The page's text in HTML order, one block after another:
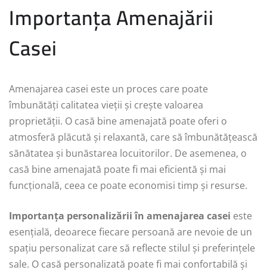
Importanța Amenajării
Casei
Amenajarea casei este un proces care poate
îmbunătăți calitatea vieții și crește valoarea
proprietății. O casă bine amenajată poate oferi o
atmosferă plăcută și relaxantă, care să îmbunătățească
sănătatea și bunăstarea locuitorilor. De asemenea, o
casă bine amenajată poate fi mai eficientă și mai
funcțională, ceea ce poate economisi timp și resurse.
Importanța personalizării în amenajarea casei este
esențială, deoarece fiecare persoană are nevoie de un
spațiu personalizat care să reflecte stilul și preferințele
sale. O casă personalizată poate fi mai confortabilă și